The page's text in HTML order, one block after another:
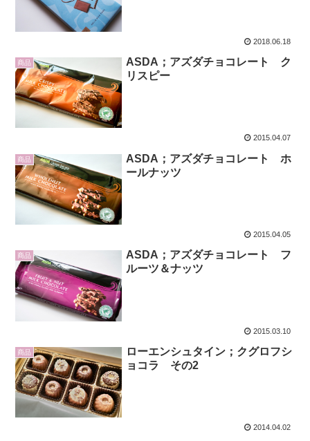
2018.06.18
商品
ASDA；アズダチョコレート ク
リスピー
2015.04.07
商品
ASDA；アズダチョコレート ホ
ールナッツ
2015.04.05
商品
ASDA；アズダチョコレート フ
ルーツ＆ナッツ
2015.03.10
商品
ローエンシュタイン；クグロフシ
ョコラ その2
2014.04.02